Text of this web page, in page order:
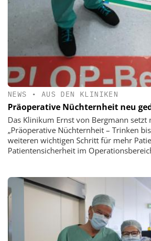
NEWS • AUS DEN KLINIKEN
Präoperative Nüchternheit neu
Das Klinikum Ernst von Bergmann
„Präoperative Nüchternheit – Trinken
weiteren wichtigen Schritt für mehr
Patientensicherheit im